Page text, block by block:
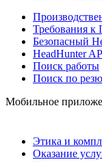
Требования к
Безопасный
HeadHunter
Поиск работы
Поиск по
Мобильное
Этика и
Оказание